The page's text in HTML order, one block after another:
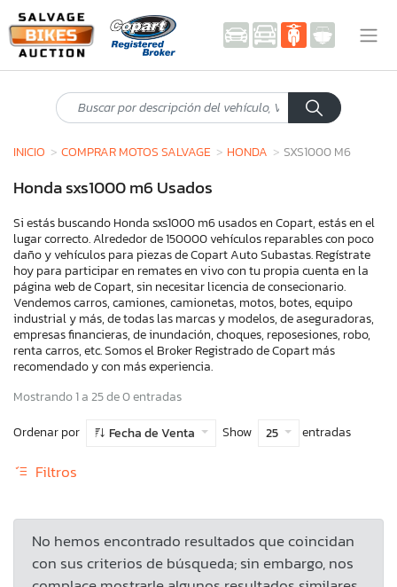
INICIO COMPRAR MOTOS SALVAGE HONDA SXS1000 M6
Honda sxs1000 m6 Usados
Si estás buscando Honda sxs1000 m6 usados en Copart, estás en el
lugar correcto. Alrededor de 150000 vehículos reparables con poco
daño y vehículos para piezas de Copart Auto Subastas. Regístrate
hoy para participar en remates en vivo con tu propia cuenta en la
página web de Copart, sin necesitar licencia de consecionario.
Vendemos carros, camiones, camionetas, motos, botes, equipo
industrial y más, de todas las marcas y modelos, de aseguradoras,
empresas financieras, de inundación, choques, reposesiones, robo,
renta carros, etc. Somos el Broker Registrado de Copart más
recomendado y con más experiencia.
Mostrando 1 a 25 de 0 entradas
Ordenar por
Fecha de Venta Show 25 entradas
Filtros
No hemos encontrado resultados que coincidan
con sus criterios de búsqueda; sin embargo, nos